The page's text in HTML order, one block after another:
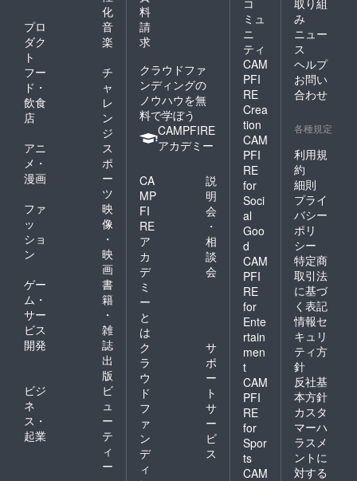
化
プロ
ダク
ト
音
楽
フー
ド・
飲食
店
チ
ャ
レ
ン
ジ
アニ
メ・
漫画
ス
ポ
ー
ツ
ファ
ッ
ショ
ン
映
像
・
映
画
ゲー
ム・
サー
ビス
開発
書
籍
・
雑
誌
出
版
ビジ
ネ
ス・
起業
ビ
ュ
ー
テ
ィ
ー
料
請
求
クラウドファ
ンディングの
ノウハウを無
料で学ぼう
CAMPFIRE
アカデミー
CA
MP
FI
RE
ア
カ
デ
ミ
ー
と
は
説
明
会
・
相
談
会
ク
ラ
ウ
ド
フ
ァ
ン
デ
ィ
サ
ポ
ー
ト
サ
ー
ビ
ス
コ
ミュ
ニ
ティ
CAM
PFI
RE
Crea
tion
CAM
PFI
RE
for
Soci
al
Goo
d
CAM
PFI
RE
for
Ente
rtain
men
t
CAM
PFI
RE
for
Spor
ts
CAM
取り組
み
ニュー
ス
ヘルプ
お問い
合わせ
各種規定
利用規
約
細則
プライ
バシー
ポリ
シー
特定商
取引法
に基づ
く表記
情報セ
キュリ
ティ方
針
反社基
本方針
カスタ
マーハ
ラスメ
ントに
対する